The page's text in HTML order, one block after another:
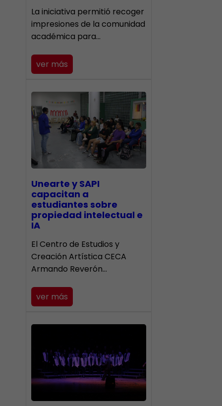
La iniciativa permitió recoger
impresiones de la comunidad
académica para…
ver más
Unearte y SAPI
capacitan a
estudiantes sobre
propiedad intelectual e
IA
El Centro de Estudios y
Creación Artística CECA
Armando Reverón…
ver más